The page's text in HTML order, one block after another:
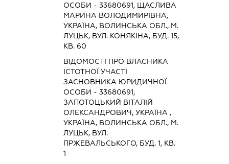
ОСОБИ - 33680691, ЩАСЛИВА
МАРИНА ВОЛОДИМИРІВНА,
УКРАЇНА, ВОЛИНСЬКА ОБЛ., М.
ЛУЦЬК, ВУЛ. КОНЯКІНА, БУД. 15,
КВ. 60
ВІДОМОСТІ ПРО ВЛАСНИКА
ІСТОТНОЇ УЧАСТІ
ЗАСНОВНИКА ЮРИДИЧНОЇ
ОСОБИ - 33680691,
ЗАПОТОЦЬКИЙ ВІТАЛІЙ
ОЛЕКСАНДРОВИЧ, УКРАЇНА ,
УКРАЇНА, ВОЛИНСЬКА ОБЛ., М.
ЛУЦЬК, ВУЛ.
ПРЖЕВАЛЬСЬКОГО, БУД. 1, КВ.
1